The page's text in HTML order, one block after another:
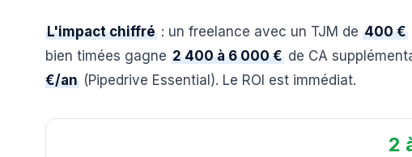
L'impact chiffré : un freelance avec un TJM de 400 €
bien timées gagne 2 400 à 6 000 € de CA
€/an (Pipedrive Essential). Le ROI est immédiat.
2